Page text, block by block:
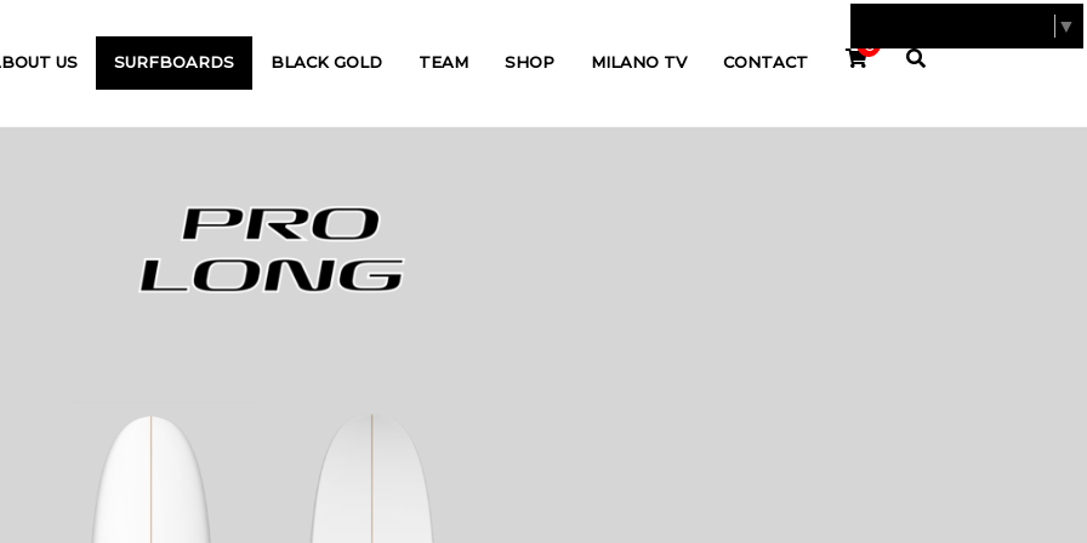
US SURFBOARDS BLACK GOLD TEAM SHOP MILANO TV CONTACT
0
▼